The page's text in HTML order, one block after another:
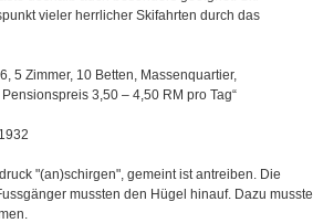
vieler herrlicher Skifahrten durch das
5 Zimmer, 10 Betten, Massenquartier,
3,50 – 4,50 RM pro Tag“
"(an)schirgen", gemeint ist antreiben. Die
mussten den Hügel hinauf. Dazu musste